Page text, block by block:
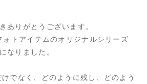
ありがとうございます。
トアイテムのオリジナルシリーズ
なりました。
けでなく、どのように残し、どのよう